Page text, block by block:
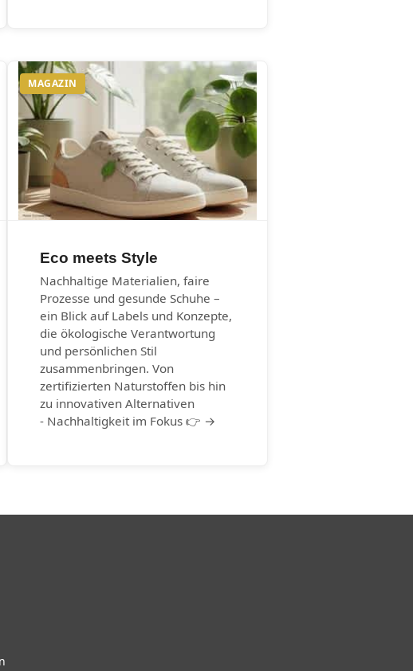
MAGAZIN
Eco meets Style
Nachhaltige Materialien, faire
Prozesse und gesunde Schuhe –
ein Blick auf Labels und Konzepte,
die ökologische Verantwortung
und persönlichen Stil
zusammenbringen. Von
zertifizierten Naturstoffen bis hin
zu innovativen Alternativen
- Nachhaltigkeit im Fokus 👉 →